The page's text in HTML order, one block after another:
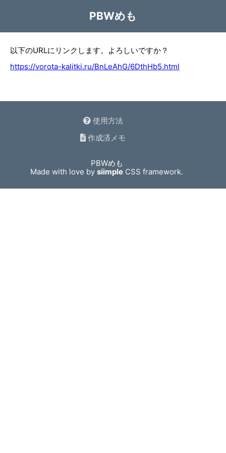
PBWめも
以下のURLにリンクします。よろしいですか？
https://vorota-kalitki.ru/BnLeAhG/6DthHb5.html
使用方法
作成済メモ
PBWめも
Made with love bysiimple CSS framework.